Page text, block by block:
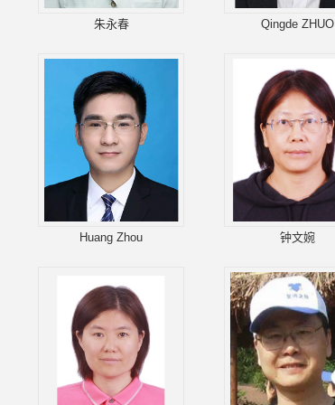
朱永春 Qingde ZHUO
Huang Zhou 钟文婉